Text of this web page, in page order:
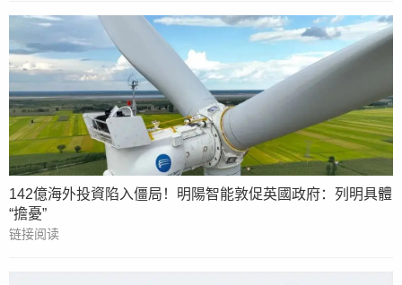
142億海外投資陷入僵局！明陽智能敦促英國政府：列明具體
“擔憂”
链接阅读